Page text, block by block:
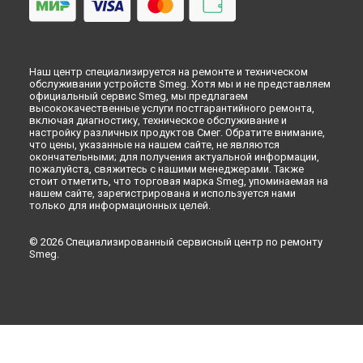
Наш центр специализируется на ремонте и техническом
обслуживании устройств Smeg. Хотя мы и не представляем
официальный сервис Smeg, мы предлагаем
высококачественные услуги постгарантийного ремонта,
включая диагностику, техническое обслуживание и
настройку различных продуктов Смег. Обратите внимание,
что цены, указанные на нашем сайте, не являются
окончательными; для получения актуальной информации,
пожалуйста, свяжитесь с нашими менеджерами. Также
стоит отметить, что торговая марка Smeg, упоминаемая на
нашем сайте, зарегистрирована и используется нами
только для информационных целей.
© 2026 Специализированный сервисный центр по ремонту
Smeg.